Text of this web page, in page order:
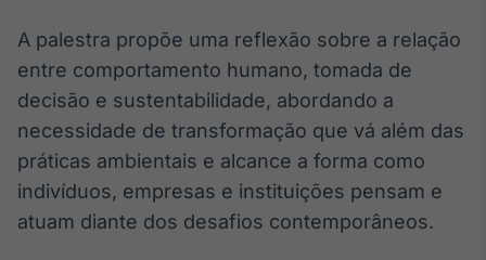
inteligente de
conteúdos
Broadcast
Fundos
plataforma para
analisar fundos
A palestra propõe uma reflexão sobre a relação
entre comportamento humano, tomada de
decisão e sustentabilidade, abordando a
necessidade de transformação que vá além das
práticas ambientais e alcance a forma como
indivíduos, empresas e instituições pensam e
atuam diante dos desafios contemporâneos.